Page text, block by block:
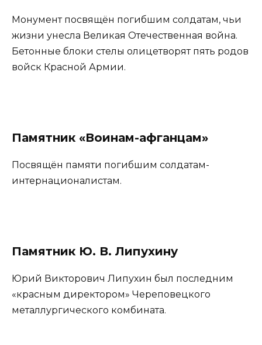
Монумент посвящён погибшим солдатам, чьи
жизни унесла Великая Отечественная война.
Бетонные блоки стелы олицетворят пять родов
войск Красной Армии.
Памятник «Воинам-афганцам»
Посвящён памяти погибшим солдатам-
интернационалистам.
Памятник Ю. В. Липухину
Юрий Викторович Липухин был последним
«красным директором» Череповецкого
металлургического комбината.